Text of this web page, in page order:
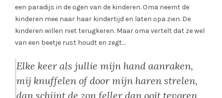
een paradijs in de ogen van de kinderen. Oma neemt de
kinderen mee naar haar kindertijd en laten opa zien. De
kinderen willen niet terugkeren. Maar oma vertelt dat ze wel
van een beetje rust houdt en zegt…
Elke keer als jullie mijn hand aanraken,
mij knuffelen of door mijn haren strelen,
dan schijnt de zon feller dan ooit tevoren.